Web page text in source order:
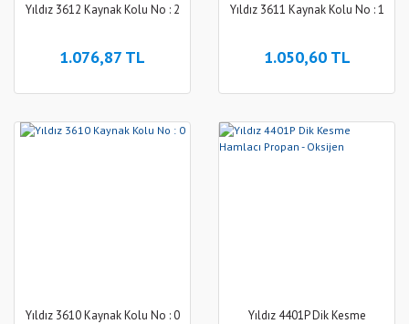
Yıldız 3612 Kaynak Kolu No : 2
1.076,87 TL
Yıldız 3611 Kaynak Kolu No : 1
1.050,60 TL
Yıldız 3610 Kaynak Kolu No : 0
Yıldız 4401P Dik Kesme